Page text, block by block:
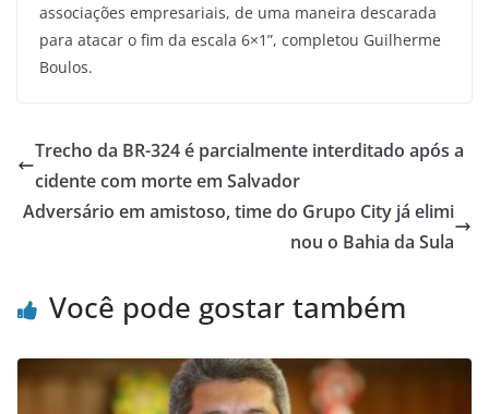
associações empresariais, de uma maneira descarada
para atacar o fim da escala 6×1”, completou Guilherme
Boulos.
Trecho da BR-324 é parcialmente interditado após a
cidente com morte em Salvador
Adversário em amistoso, time do Grupo City já elimi
nou o Bahia da Sula
Você pode gostar também